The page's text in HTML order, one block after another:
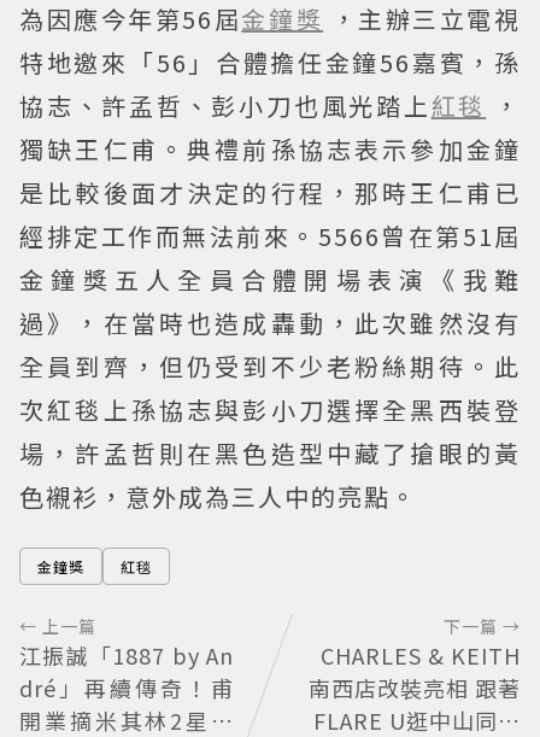
為因應今年第56屆金鐘獎
，主辦三立電視
特地邀來「56」合體擔任金鐘56嘉賓，孫
協志、許孟哲、彭小刀也風光踏上紅毯
，
獨缺王仁甫。典禮前孫協志表示參加金鐘
是比較後面才決定的行程，那時王仁甫已
經排定工作而無法前來。5566曾在第51屆
金鐘獎五人全員合體開場表演《我難
過》，在當時也造成轟動，此次雖然沒有
全員到齊，但仍受到不少老粉絲期待。此
次紅毯上孫協志與彭小刀選擇全黑西裝登
場，許孟哲則在黑色造型中藏了搶眼的黃
色襯衫，意外成為三人中的亮點。
金鐘獎 紅毯
← 上一篇
江振誠「1887 by An
dré」再續傳奇！甫
開業摘米其林2星、
下一篇 →
CHARLES & KEITH
南西店改裝亮相 跟著
FLARE U逛中山同款